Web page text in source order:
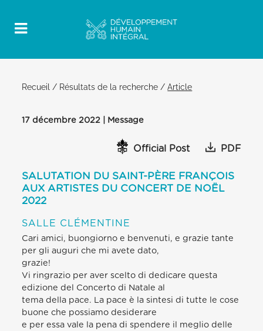
Recueil / Résultats de la recherche /Article
17 décembre 2022 | Message
Official Post PDF
SALUTATION DU SAINT-PÈRE FRANÇOIS
AUX ARTISTES DU CONCERT DE NOËL
2022
SALLE CLÉMENTINE
Cari amici, buongiorno e benvenuti, e grazie tante
per gli auguri che mi avete dato,
grazie!
Vi ringrazio per aver scelto di dedicare questa
edizione del Concerto di Natale al
tema della pace. La pace è la sintesi di tutte le cose
buone che possiamo desiderare
e per essa vale la pena di spendere il meglio delle